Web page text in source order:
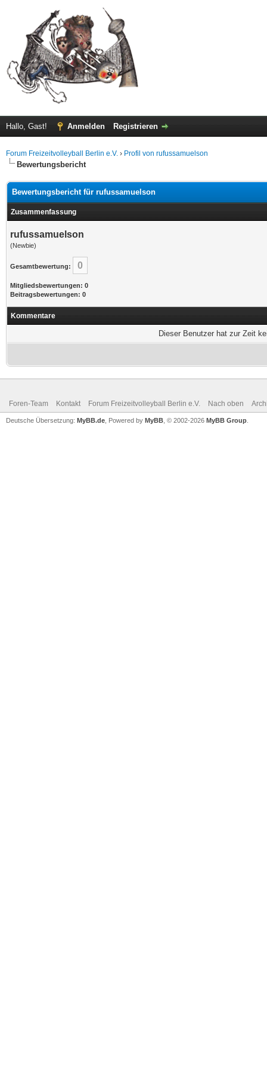
Hallo, Gast! Anmelden Registrieren
Forum Freizeitvolleyball Berlin e.V. › Profil von rufussamuelson
Bewertungsbericht
Bewertungsbericht für rufussamuelson
Zusammenfassung
rufussamuelson
(Newbie)
Gesamtbewertung: 0
Mitgliedsbewertungen: 0
Beitragsbewertungen: 0
Kommentare
Dieser Benutzer hat zur Zeit
Foren-Team Kontakt Forum Freizeitvolleyball Berlin e.V. Nach oben
Deutsche Übersetzung: MyBB.de , Powered by MyBB , © 2002-2026 MyBB Group